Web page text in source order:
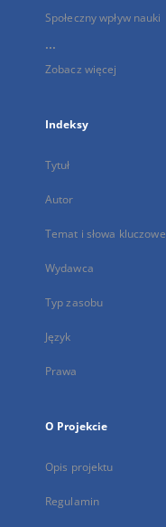
Społeczny wpływ nauki
...
Zobacz więcej
Indeksy
Tytuł
Autor
Temat i słowa kluczowe
Wydawca
Typ zasobu
Język
Prawa
O Projekcie
Opis projektu
Regulamin